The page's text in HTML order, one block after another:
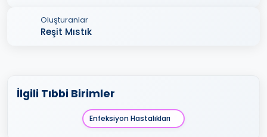
Oluşturanlar
Reşit Mıstık
İlgili Tıbbi Birimler
Enfeksiyon Hastalıkları